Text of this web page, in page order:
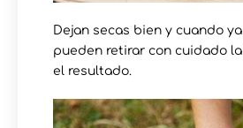
Dejan secas bien y cuando
pueden retirar con cuidado
el resultado.